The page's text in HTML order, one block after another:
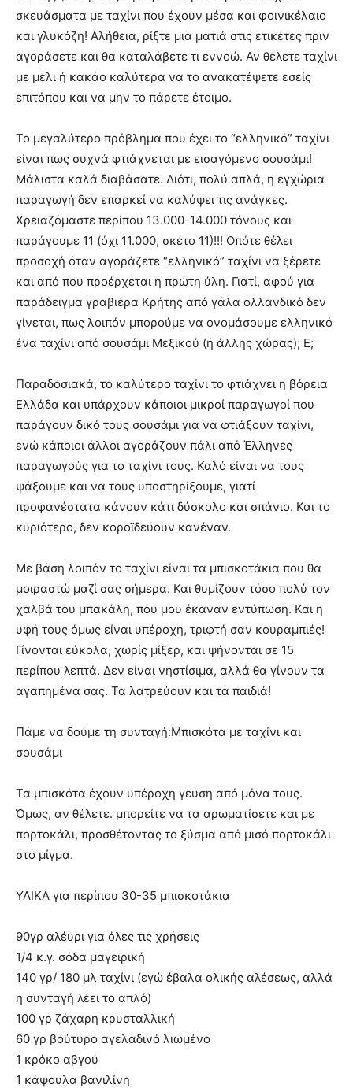
σκευάσματα με ταχίνι που έχουν μέσα και φοινικέλαιο
και γλυκόζη! Αλήθεια, ρίξτε μια ματιά στις ετικέτες πριν
αγοράσετε και θα καταλάβετε τι εννοώ. Αν θέλετε ταχίνι
με μέλι ή κακάο καλύτερα να το ανακατέψετε εσείς
επιτόπου και να μην το πάρετε έτοιμο.
Το μεγαλύτερο πρόβλημα που έχει το “ελληνικό” ταχίνι
είναι πως συχνά φτιάχνεται με εισαγόμενο σουσάμι!
Μάλιστα καλά διαβάσατε. Διότι, πολύ απλά, η εγχώρια
παραγωγή δεν επαρκεί να καλύψει τις ανάγκες.
Χρειαζόμαστε περίπου 13.000-14.000 τόνους και
παράγουμε 11 (όχι 11.000, σκέτο 11)!!! Οπότε θέλει
προσοχή όταν αγοράζετε “ελληνικό” ταχίνι να ξέρετε
και από που προέρχεται η πρώτη ύλη. Γιατί, αφού για
παράδειγμα γραβιέρα Κρήτης από γάλα ολλανδικό δεν
γίνεται, πως λοιπόν μπορούμε να ονομάσουμε ελληνικό
ένα ταχίνι από σουσάμι Μεξικού (ή άλλης χώρας); Ε;
Παραδοσιακά, το καλύτερο ταχίνι το φτιάχνει η βόρεια
Ελλάδα και υπάρχουν κάποιοι μικροί παραγωγοί που
παράγουν δικό τους σουσάμι για να φτιάξουν ταχίνι,
ενώ κάποιοι άλλοι αγοράζουν πάλι από Έλληνες
παραγωγούς για το ταχίνι τους. Καλό είναι να τους
ψάξουμε και να τους υποστηρίξουμε, γιατί
προφανέστατα κάνουν κάτι δύσκολο και σπάνιο. Και το
κυριότερο, δεν κοροϊδεύουν κανέναν.
Με βάση λοιπόν το ταχίνι είναι τα μπισκοτάκια που θα
μοιραστώ μαζί σας σήμερα. Και θυμίζουν τόσο πολύ τον
χαλβά του μπακάλη, που μου έκαναν εντύπωση. Και η
υφή τους όμως είναι υπέροχη, τριφτή σαν κουραμπιές!
Γίνονται εύκολα, χωρίς μίξερ, και ψήνονται σε 15
περίπου λεπτά. Δεν είναι νηστίσιμα, αλλά θα γίνουν τα
αγαπημένα σας. Τα λατρεύουν και τα παιδιά!
Πάμε να δούμε τη συνταγή:Μπισκότα με ταχίνι και
σουσάμι
Τα μπισκότα έχουν υπέροχη γεύση από μόνα τους.
Όμως, αν θέλετε. μπορείτε να τα αρωματίσετε και με
πορτοκάλι, προσθέτοντας το ξύσμα από μισό πορτοκάλι
στο μίγμα.
ΥΛΙΚΑ για περίπου 30-35 μπισκοτάκια
90γρ αλέυρι για όλες τις χρήσεις
1/4 κ.γ. σόδα μαγειρική
140 γρ/ 180 μλ ταχίνι (εγώ έβαλα ολικής αλέσεως, αλλά
η συνταγή λέει το απλό)
100 γρ ζάχαρη κρυσταλλική
60 γρ βούτυρο αγελαδινό λιωμένο
1 κρόκο αβγού
1 κάψουλα βανιλίνη